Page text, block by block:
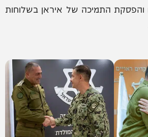
והפסקת התמיכה של איראן בשלוחות